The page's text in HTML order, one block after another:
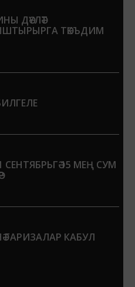
ДӘҮЛӘТ
ТӘКЪДИМ
СЕНТЯБРЬГӘ 15 МЕҢ СУМ
ГАРИЗАЛАР КАБУЛ